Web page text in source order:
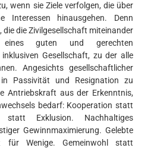
wenn sie Ziele verfolgen, die über
Interessen hinausgehen. Denn
die die Zivilgesellschaft miteinander
guten und gerechten
Gesellschaft, zu der alle
Angesichts gesellschaftlicher
Passivität und Resignation zu
Antriebskraft aus der Erkenntnis,
bedarf: Kooperation statt
statt Exklusion. Nachhaltiges
Gewinnmaximierung. Gelebte
für Wenige. Gemeinwohl statt